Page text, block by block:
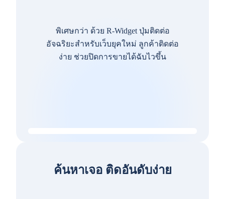
พิเศษกว่า ด้วย R-Widget ปุ่มติดต่อ
อัจฉริยะสำหรับเว็บยุคใหม่ ลูกค้าติดต่อ
ง่าย ช่วยปิดการขายได้ฉับไวขึ้น
ค้นหาเจอ ติดอันดับง่าย